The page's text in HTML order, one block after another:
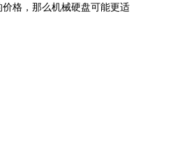
格，那么机械硬盘可能更适